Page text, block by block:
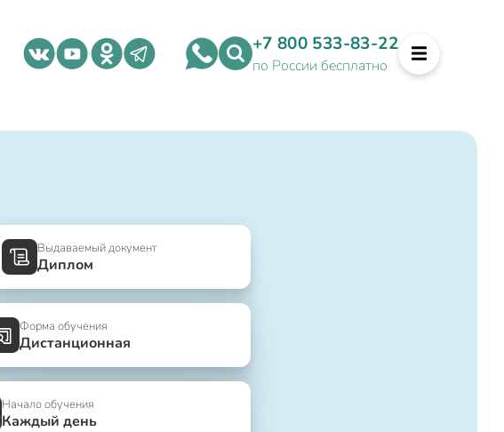
+7 800 533-83-22
по России бесплатно
Выдаваемый документ
Диплом
Форма обучения
Дистанционная
Начало обучения
Каждый день